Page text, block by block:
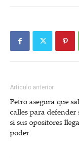
Artículo anterior
Petro asegura que
calles para defender
si sus opositores
poder